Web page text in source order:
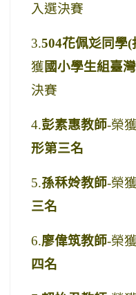
入選決賽
3.504花佩彣同學(
獲國小學生組臺
決賽
4.彭素惠教師-榮獲
形第三名
5.孫秝姈教師-榮獲
三名
6.廖偉筑教師-榮獲
四名